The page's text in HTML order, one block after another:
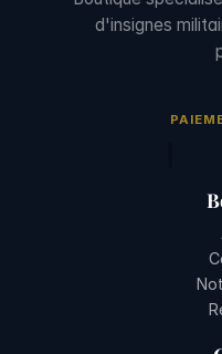
d'insignes